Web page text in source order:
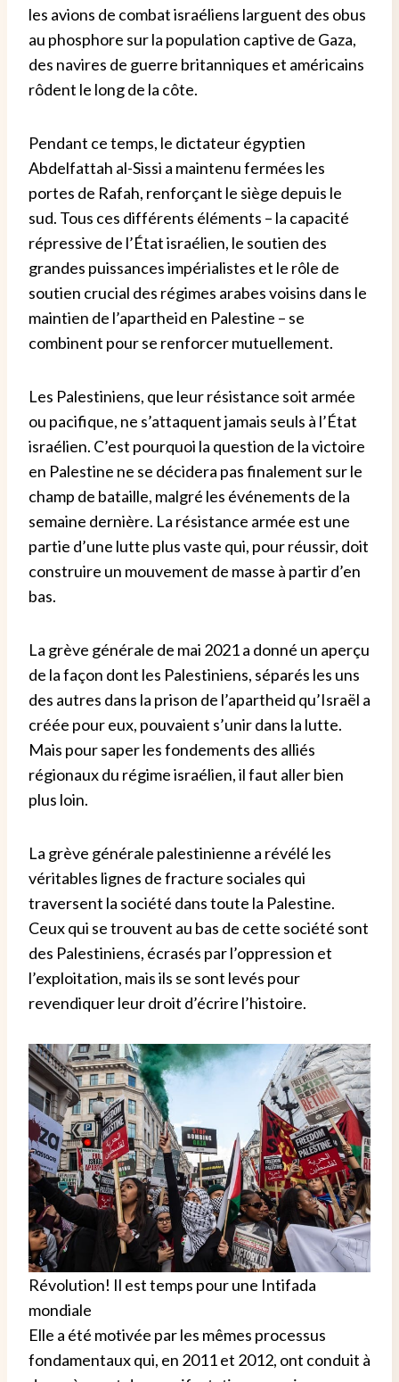
les avions de combat israéliens larguent des obus
au phosphore sur la population captive de Gaza,
des navires de guerre britanniques et américains
rôdent le long de la côte.
Pendant ce temps, le dictateur égyptien
Abdelfattah al-Sissi a maintenu fermées les
portes de Rafah, renforçant le siège depuis le
sud. Tous ces différents éléments – la capacité
répressive de l’État israélien, le soutien des
grandes puissances impérialistes et le rôle de
soutien crucial des régimes arabes voisins dans le
maintien de l’apartheid en Palestine – se
combinent pour se renforcer mutuellement.
Les Palestiniens, que leur résistance soit armée
ou pacifique, ne s’attaquent jamais seuls à l’État
israélien. C’est pourquoi la question de la victoire
en Palestine ne se décidera pas finalement sur le
champ de bataille, malgré les événements de la
semaine dernière. La résistance armée est une
partie d’une lutte plus vaste qui, pour réussir, doit
construire un mouvement de masse à partir d’en
bas.
La grève générale de mai 2021 a donné un aperçu
de la façon dont les Palestiniens, séparés les uns
des autres dans la prison de l’apartheid qu’Israël a
créée pour eux, pouvaient s’unir dans la lutte.
Mais pour saper les fondements des alliés
régionaux du régime israélien, il faut aller bien
plus loin.
La grève générale palestinienne a révélé les
véritables lignes de fracture sociales qui
traversent la société dans toute la Palestine.
Ceux qui se trouvent au bas de cette société sont
des Palestiniens, écrasés par l’oppression et
l’exploitation, mais ils se sont levés pour
revendiquer leur droit d’écrire l’histoire.
Révolution! Il est temps pour une Intifada
mondiale
Elle a été motivée par les mêmes processus
fondamentaux qui, en 2011 et 2012, ont conduit à